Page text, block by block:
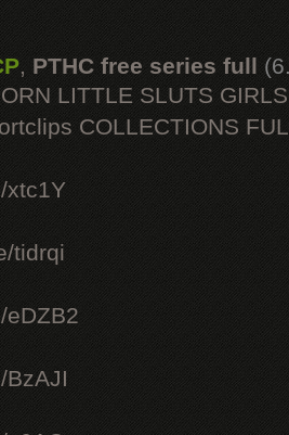
, PTHC free series full
LITTLE SLUTS
COLLECTIONS
xtc1Y
tidrqi
eDZB2
BzAJI